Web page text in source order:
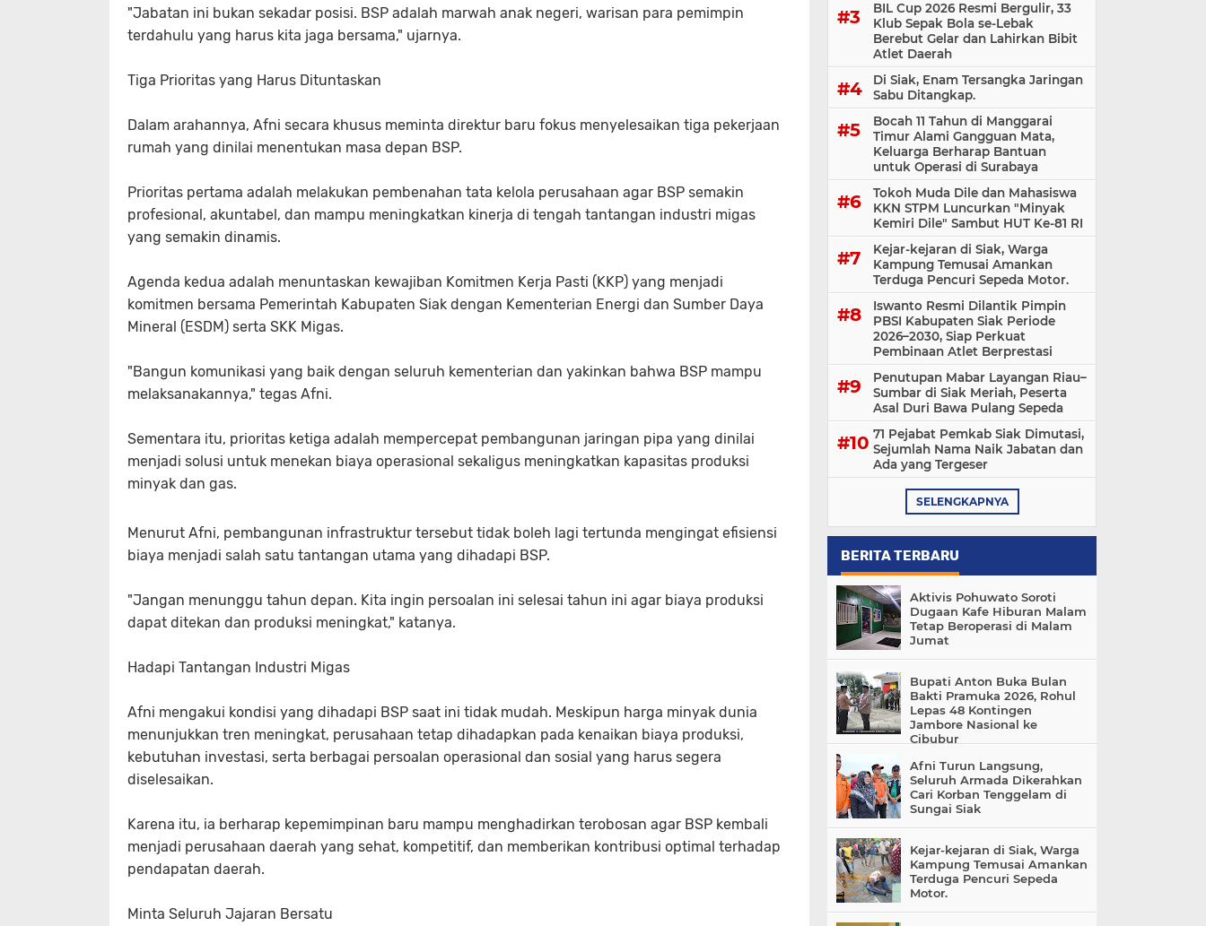
"Jabatan ini bukan sekadar posisi. BSP adalah marwah anak negeri, warisan para pemimpin
terdahulu yang harus kita jaga bersama," ujarnya.
Tiga Prioritas yang Harus Dituntaskan
Dalam arahannya, Afni secara khusus meminta direktur baru fokus menyelesaikan tiga pekerjaan
rumah yang dinilai menentukan masa depan BSP.
Prioritas pertama adalah melakukan pembenahan tata kelola perusahaan agar BSP semakin
profesional, akuntabel, dan mampu meningkatkan kinerja di tengah tantangan industri migas
yang semakin dinamis.
Agenda kedua adalah menuntaskan kewajiban Komitmen Kerja Pasti (KKP) yang menjadi
komitmen bersama Pemerintah Kabupaten Siak dengan Kementerian Energi dan Sumber Daya
Mineral (ESDM) serta SKK Migas.
"Bangun komunikasi yang baik dengan seluruh kementerian dan yakinkan bahwa BSP mampu
melaksanakannya," tegas Afni.
Sementara itu, prioritas ketiga adalah mempercepat pembangunan jaringan pipa yang dinilai
menjadi solusi untuk menekan biaya operasional sekaligus meningkatkan kapasitas produksi
minyak dan gas.
Menurut Afni, pembangunan infrastruktur tersebut tidak boleh lagi tertunda mengingat efisiensi
biaya menjadi salah satu tantangan utama yang dihadapi BSP.
"Jangan menunggu tahun depan. Kita ingin persoalan ini selesai tahun ini agar biaya produksi
dapat ditekan dan produksi meningkat," katanya.
Hadapi Tantangan Industri Migas
Afni mengakui kondisi yang dihadapi BSP saat ini tidak mudah. Meskipun harga minyak dunia
menunjukkan tren meningkat, perusahaan tetap dihadapkan pada kenaikan biaya produksi,
kebutuhan investasi, serta berbagai persoalan operasional dan sosial yang harus segera
diselesaikan.
Karena itu, ia berharap kepemimpinan baru mampu menghadirkan terobosan agar BSP kembali
menjadi perusahaan daerah yang sehat, kompetitif, dan memberikan kontribusi optimal terhadap
pendapatan daerah.
Minta Seluruh Jajaran Bersatu
BIL Cup 2026 Resmi Bergulir, 33
Klub Sepak Bola se-Lebak
Berebut Gelar dan Lahirkan Bibit
Atlet Daerah
Di Siak, Enam Tersangka Jaringan
Sabu Ditangkap.
Bocah 11 Tahun di Manggarai
Timur Alami Gangguan Mata,
Keluarga Berharap Bantuan
untuk Operasi di Surabaya
Tokoh Muda Dile dan Mahasiswa
KKN STPM Luncurkan "Minyak
Kemiri Dile" Sambut HUT Ke-81 RI
Kejar-kejaran di Siak, Warga
Kampung Temusai Amankan
Terduga Pencuri Sepeda Motor.
Iswanto Resmi Dilantik Pimpin
PBSI Kabupaten Siak Periode
2026–2030, Siap Perkuat
Pembinaan Atlet Berprestasi
Penutupan Mabar Layangan Riau–
Sumbar di Siak Meriah, Peserta
Asal Duri Bawa Pulang Sepeda
71 Pejabat Pemkab Siak Dimutasi,
Sejumlah Nama Naik Jabatan dan
Ada yang Tergeser
SELENGKAPNYA
BERITA TERBARU
Aktivis Pohuwato Soroti
Dugaan Kafe Hiburan Malam
Tetap Beroperasi di Malam
Jumat
Bupati Anton Buka Bulan
Bakti Pramuka 2026, Rohul
Lepas 48 Kontingen
Jambore Nasional ke
Cibubur
Afni Turun Langsung,
Seluruh Armada Dikerahkan
Cari Korban Tenggelam di
Sungai Siak
Kejar-kejaran di Siak, Warga
Kampung Temusai Amankan
Terduga Pencuri Sepeda
Motor.